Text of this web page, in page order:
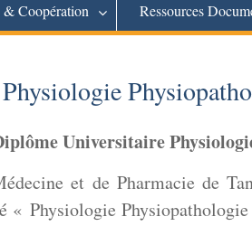
& Coopération Ressources
Universitaire
et de Pharmacie de
Physiologie